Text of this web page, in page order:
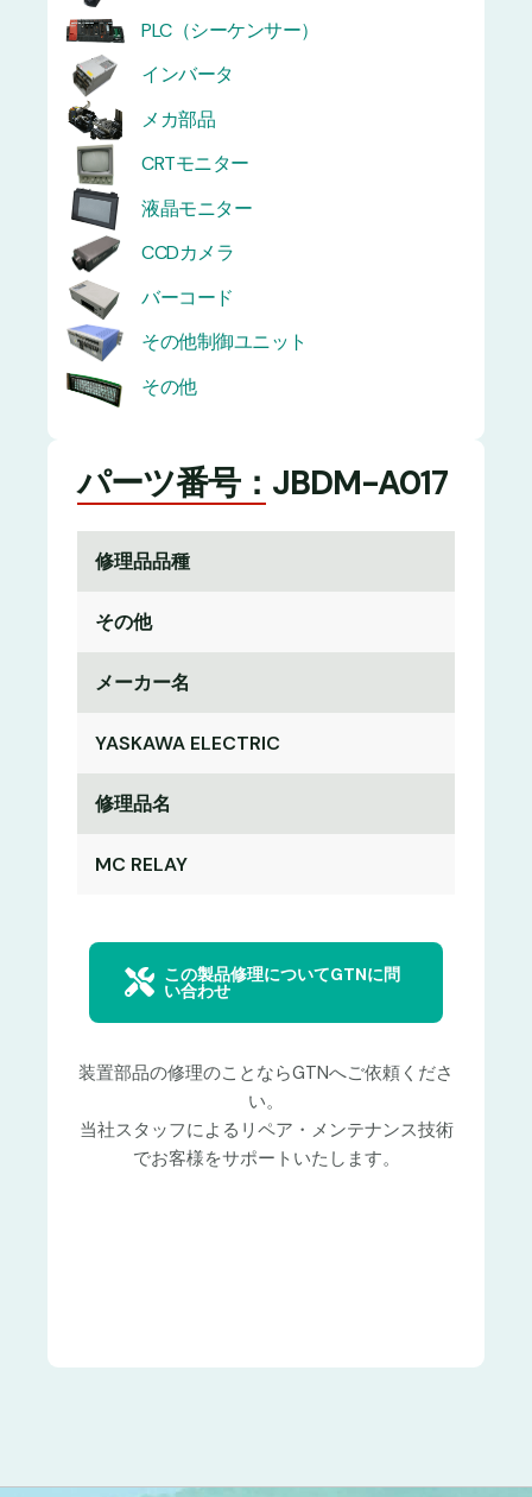
PLC（シーケンサー）
インバータ
メカ部品
CRTモニター
液晶モニター
CCDカメラ
バーコード
その他制御ユニット
その他
パーツ番号：JBDM-A017
修理品品種
その他
メーカー名
YASKAWA ELECTRIC
修理品名
MC RELAY
この製品修理についてGTNに問
い合わせ
装置部品の修理のことならGTNへご依頼くださ
い。
当社スタッフによるリペア・メンテナンス技術
でお客様をサポートいたします。